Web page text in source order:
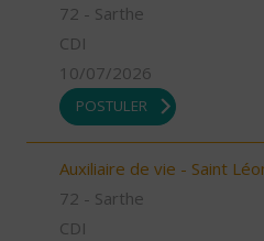
72 - Sarthe
CDI
10/07/2026
POSTULER
Auxiliaire de vie - Saint
72 - Sarthe
CDI